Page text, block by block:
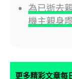
為已逝去
機主親身
更多精彩文章每